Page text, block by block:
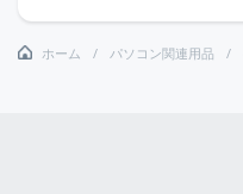
ホーム パソコン関連用品